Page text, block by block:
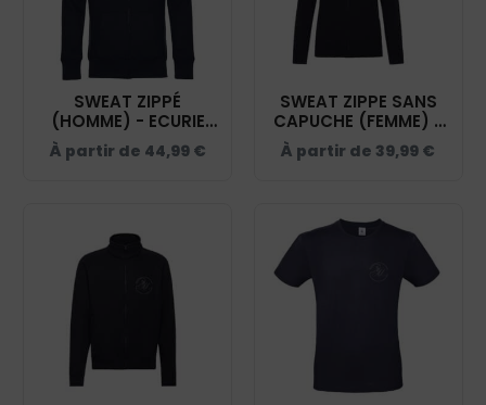
SWEAT ZIPPÉ
(HOMME) - ECURIE
KERSAÏAN - NAVY -
BCU03K
À partir de 44,99 €
SWEAT ZIPPE SANS
CAPUCHE (FEMME) -
ECURIE KERSAÏAN -
NAVY - 021039
À partir de 39,99 €